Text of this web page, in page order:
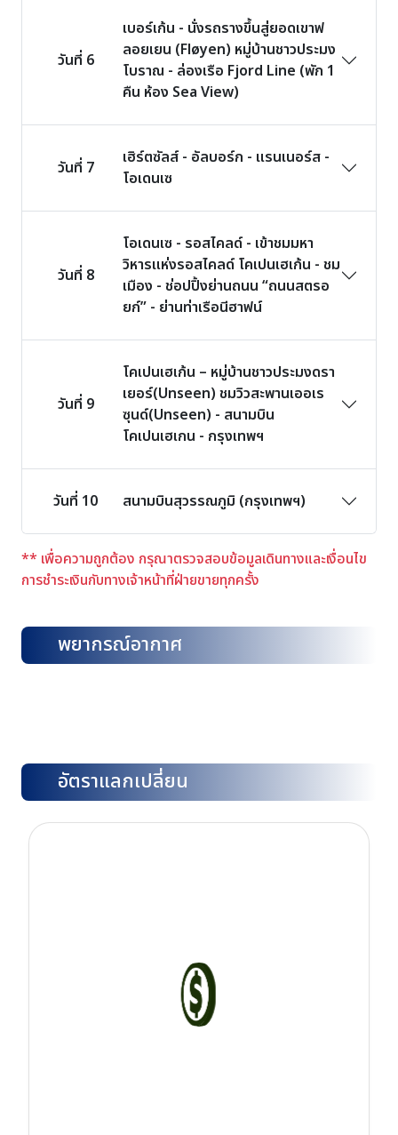
วันที่ 6
เบอร์เก้น - นั่งรถรางขึ้นสู่ยอดเขาฟ
ลอยเยน (Fløyen) หมู่บ้านชาวประมง
โบราณ - ล่องเรือ Fjord Line (พัก 1
คืน ห้อง Sea View)
วันที่ 7
เฮิร์ตซัลส์ - อัลบอร์ก - แรนเนอร์ส -
โอเดนเซ
วันที่ 8
โอเดนเซ - รอสไคลด์ - เข้าชมมหา
วิหารแห่งรอสไคลด์ โคเปนเฮเก้น - ชม
เมือง - ช่อปปิ้งย่านถนน “ถนนสตรอ
ยก์” - ย่านท่าเรือนีฮาฟน์
วันที่ 9
โคเปนเฮเก้น – หมู่บ้านชาวประมงดรา
เยอร์(Unseen) ชมวิวสะพานเออเร
ซุนด์(Unseen) - สนามบิน
โคเปนเฮเกน - กรุงเทพฯ
วันที่ 10 สนามบินสุวรรณภูมิ (กรุงเทพฯ)
** เพื่อความถูกต้อง กรุณาตรวจสอบข้อมูลเดินทางและเงื่อนไข
การชำระเงินกับทางเจ้าหน้าที่ฝ่ายขายทุกครั้ง
พยากรณ์อากาศ
อัตราแลกเปลี่ยน